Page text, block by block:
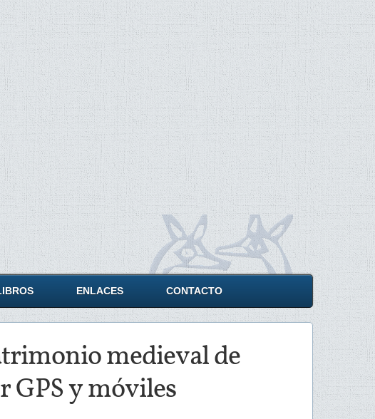
ENLACES CONTACTO
medieval de
GPS y móviles